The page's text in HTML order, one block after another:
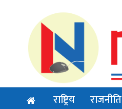
राष्ट्रिय राजनीति